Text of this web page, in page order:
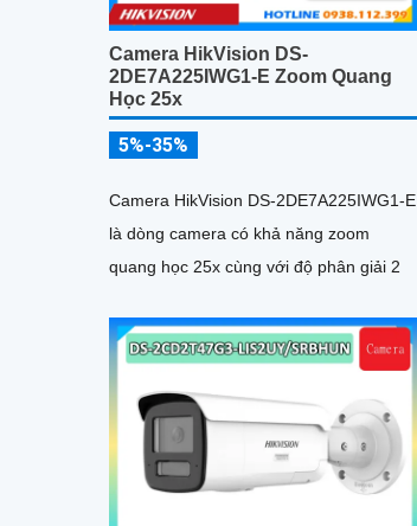
Camera HikVision DS-
2DE7A225IWG1-E Zoom Quang
Học 25x
5%-35%
Camera HikVision DS-2DE7A225IWG1-E
là dòng camera có khả năng zoom
quang học 25x cùng với độ phân giải 2